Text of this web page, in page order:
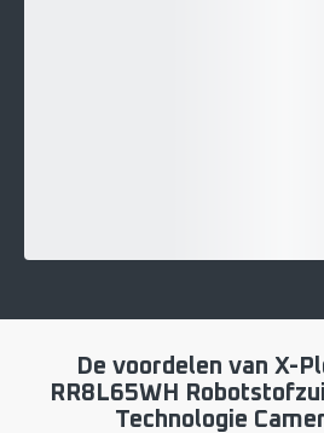
De voordelen van X-
RR8L65WH
Technologie